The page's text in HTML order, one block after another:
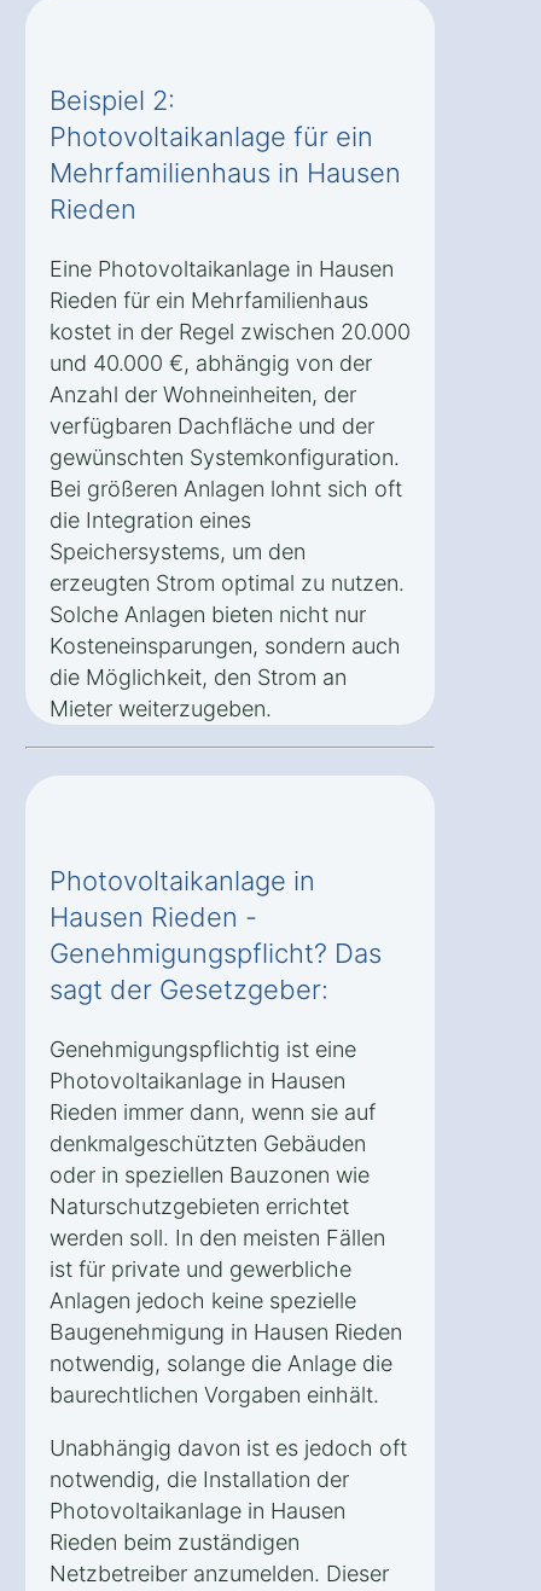
Beispiel 2:
Photovoltaikanlage für ein
Mehrfamilienhaus in Hausen
Rieden
Eine Photovoltaikanlage in Hausen
Rieden für ein Mehrfamilienhaus
kostet in der Regel zwischen 20.000
und 40.000 €, abhängig von der
Anzahl der Wohneinheiten, der
verfügbaren Dachfläche und der
gewünschten Systemkonfiguration.
Bei größeren Anlagen lohnt sich oft
die Integration eines
Speichersystems, um den
erzeugten Strom optimal zu nutzen.
Solche Anlagen bieten nicht nur
Kosteneinsparungen, sondern auch
die Möglichkeit, den Strom an
Mieter weiterzugeben.
Photovoltaikanlage in
Hausen Rieden -
Genehmigungspflicht? Das
sagt der Gesetzgeber:
Genehmigungspflichtig ist eine
Photovoltaikanlage in Hausen
Rieden immer dann, wenn sie auf
denkmalgeschützten Gebäuden
oder in speziellen Bauzonen wie
Naturschutzgebieten errichtet
werden soll. In den meisten Fällen
ist für private und gewerbliche
Anlagen jedoch keine spezielle
Baugenehmigung in Hausen Rieden
notwendig, solange die Anlage die
baurechtlichen Vorgaben einhält.
Unabhängig davon ist es jedoch oft
notwendig, die Installation der
Photovoltaikanlage in Hausen
Rieden beim zuständigen
Netzbetreiber anzumelden. Dieser